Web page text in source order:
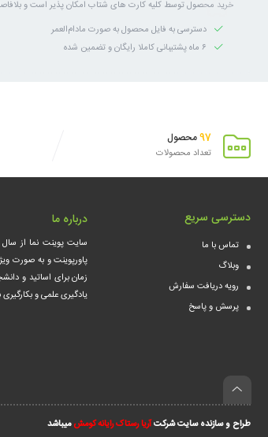
خرید محصول توسط کلیه کارت های شتاب امکان پذیر است و
دسترسی به فایل محصول به صورت مادام‌العمر
۶ ماه پشتیبانی کاملا رایگان و تضمین شده
97محصول
تعداد محصولات
دسترسی سریع
تماس با ما
وبلاگ
رویه دریافت سفارش
پرسش و پاسخ
درباره ما
پاورپوینت و به صورت
زمان برای اساتید و
یادگیری علمی و
طراح و سازنده سایت شرکتآریا رستاک رایانه کومشمیباشد